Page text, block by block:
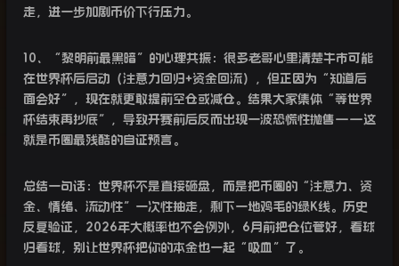
走，进一步加剧币价下行压力。
10 、“黎明前最黑暗”的心理共振：很多老哥心里清楚牛市可能
在世界杯后启动（注意力回归 +资金回流），但正因为“知道后
面会好”，现在就更敢提前空仓或减仓。结果大家集体“等世界
杯结束再抄底”，导致开赛前后反而出现一波恐慌性抛售——这
就是币圈最残酷的自证预言。
总结一句话：世界杯不是直接砸盘，而是把币圈的“注意力、资
金、情绪、流动性”一次性抽走，剩下一地鸡毛的绿K线。历史
反复验证，
2026年大概率也不会例外， 6 月前把仓位管好，看球
归看球，别让世界杯把你的本金也一起“吸血”了。